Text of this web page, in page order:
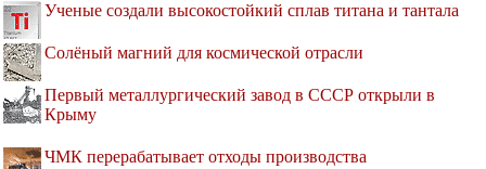
Ученые создали высокостойкий сплав титана и тантала
Солёный магний для космической отрасли
Первый металлургический завод в СССР открыли в
Крыму
ЧМК перерабатывает отходы производства